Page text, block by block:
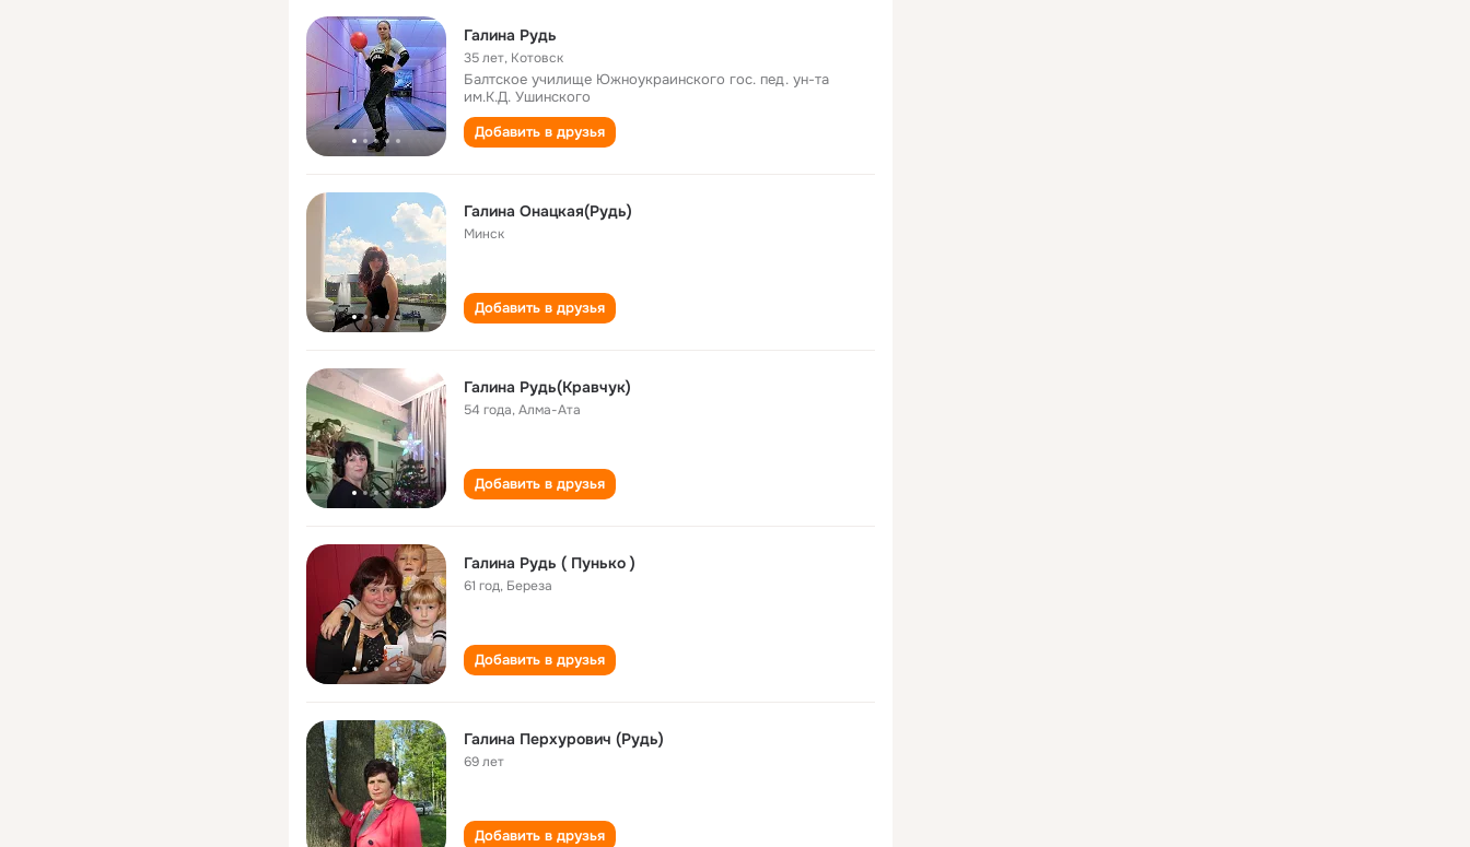
Галина Рудь
35 лет, Котовск
Балтское училище Южноукраинского гос. пед. ун-та
им.К.Д. Ушинского
Добавить в друзья
Галина Онацкая(Рудь)
Минск
Добавить в друзья
Галина Рудь(Кравчук)
54 года,Алма-Ата
Добавить в друзья
Галина Рудь ( Пунько )
61 год, Береза
Добавить в друзья
Галина Перхурович (Рудь)
69 лет
Добавить в друзья